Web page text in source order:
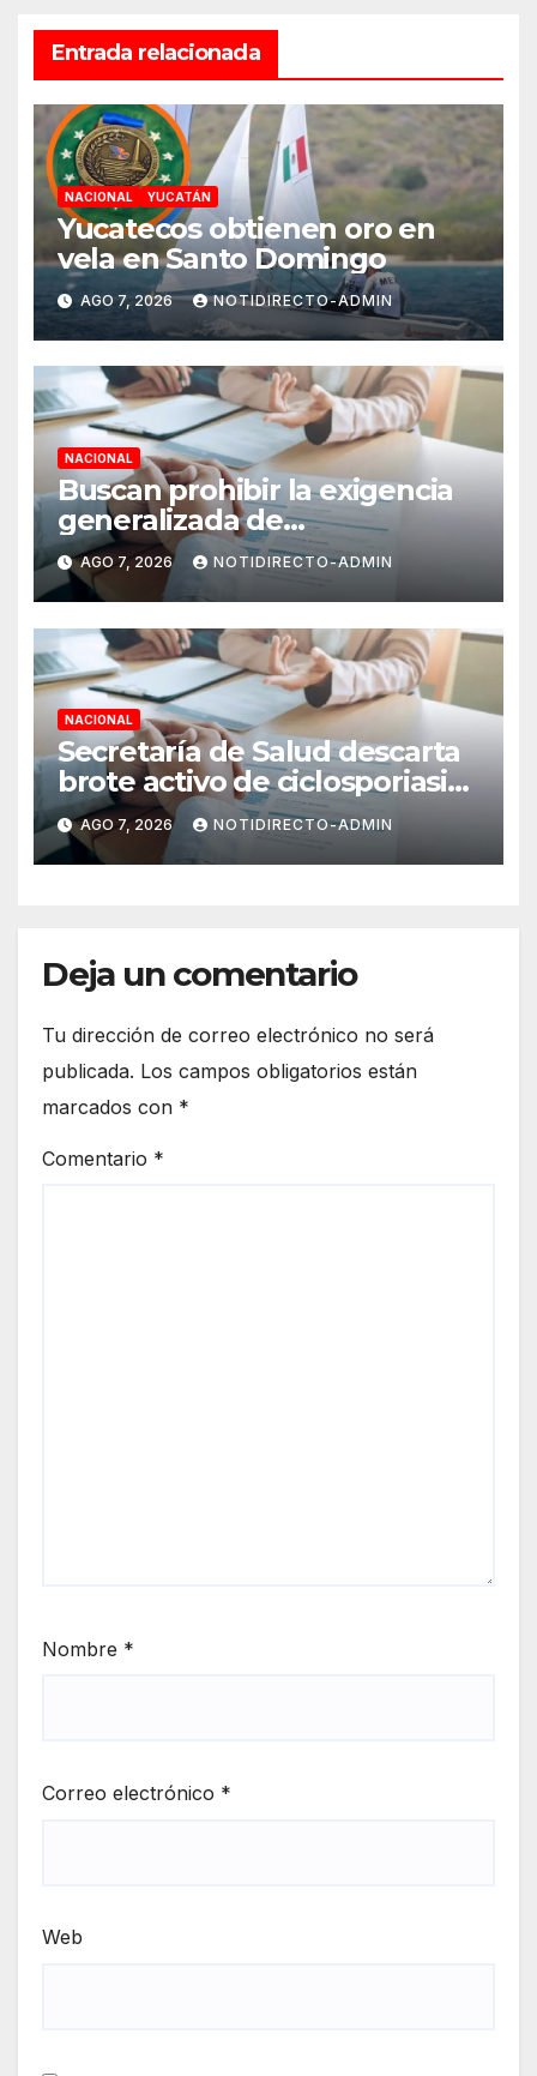
Entrada relacionada
NACIONAL YUCATÁN
Yucatecos obtienen oro en
vela en Santo Domingo
AGO 7, 2026 NOTIDIRECTO-ADMIN
NACIONAL
Buscan prohibir la exigencia
generalizada de
antecedentes penales para
obtener empleo en México
AGO 7, 2026 NOTIDIRECTO-ADMIN
NACIONAL
Secretaría de Salud descarta
brote activo de ciclosporiasis
en México y pide tranquilidad
a la población
AGO 7, 2026 NOTIDIRECTO-ADMIN
Deja un comentario
Tu dirección de correo electrónico no será
publicada. Los campos obligatorios están
marcados con *
Comentario *
Nombre *
Correo electrónico *
Web